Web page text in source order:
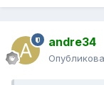
andre34